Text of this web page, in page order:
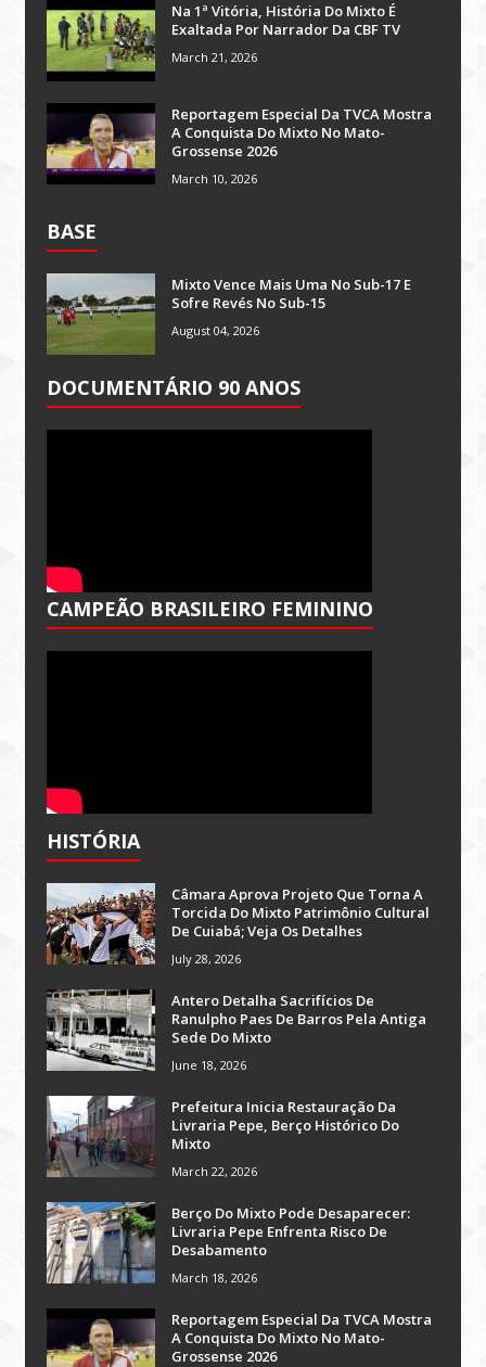
Na 1ª Vitória, História Do Mixto É
Exaltada Por Narrador Da CBF TV
March 21, 2026
Reportagem Especial Da TVCA Mostra
A Conquista Do Mixto No Mato-
Grossense 2026
March 10, 2026
BASE
Mixto Vence Mais Uma No Sub-17 E
Sofre Revés No Sub-15
August 04, 2026
DOCUMENTÁRIO 90 ANOS
CAMPEÃO BRASILEIRO FEMININO
HISTÓRIA
Câmara Aprova Projeto Que Torna A
Torcida Do Mixto Patrimônio Cultural
De Cuiabá; Veja Os Detalhes
July 28, 2026
Antero Detalha Sacrifícios De
Ranulpho Paes De Barros Pela Antiga
Sede Do Mixto
June 18, 2026
Prefeitura Inicia Restauração Da
Livraria Pepe, Berço Histórico Do
Mixto
March 22, 2026
Berço Do Mixto Pode Desaparecer:
Livraria Pepe Enfrenta Risco De
Desabamento
March 18, 2026
Reportagem Especial Da TVCA Mostra
A Conquista Do Mixto No Mato-
Grossense 2026